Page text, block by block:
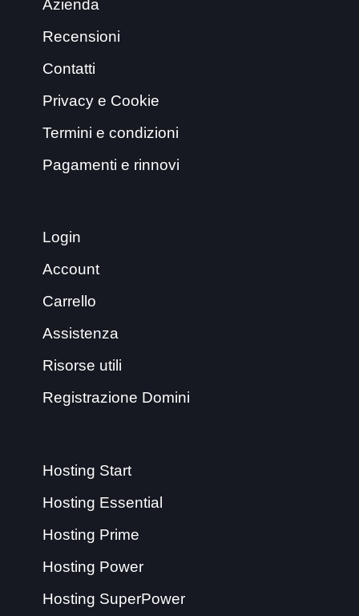
Azienda
Recensioni
Contatti
Privacy e Cookie
Termini e condizioni
Pagamenti e rinnovi
Login
Account
Carrello
Assistenza
Risorse utili
Registrazione Domini
Hosting Start
Hosting Essential
Hosting Prime
Hosting Power
Hosting SuperPower